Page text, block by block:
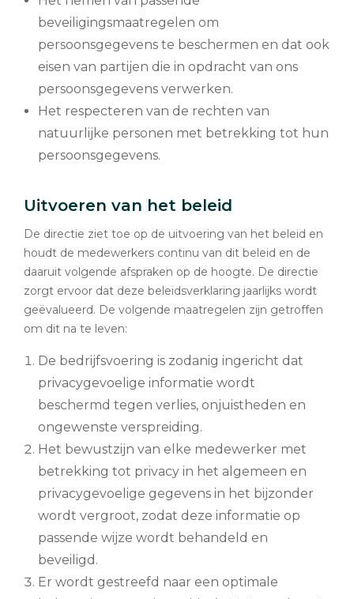
beveiligingsmaatregelen om
persoonsgegevens te beschermen en dat ook
eisen van partijen die in opdracht van ons
persoonsgegevens verwerken.
Het respecteren van de rechten van
natuurlijke personen met betrekking tot hun
persoonsgegevens.
Uitvoeren van het beleid
De directie ziet toe op de uitvoering van het beleid en
houdt de medewerkers continu van dit beleid en de
daaruit volgende afspraken op de hoogte. De directie
zorgt ervoor dat deze beleidsverklaring jaarlijks wordt
geëvalueerd. De volgende maatregelen zijn getroffen
om dit na te leven:
De bedrijfsvoering is zodanig ingericht dat
privacygevoelige informatie wordt
beschermd tegen verlies, onjuistheden en
ongewenste verspreiding.
Het bewustzijn van elke medewerker met
betrekking tot privacy in het algemeen en
privacygevoelige gegevens in het bijzonder
wordt vergroot, zodat deze informatie op
passende wijze wordt behandeld en
beveiligd.
Er wordt gestreefd naar een optimale